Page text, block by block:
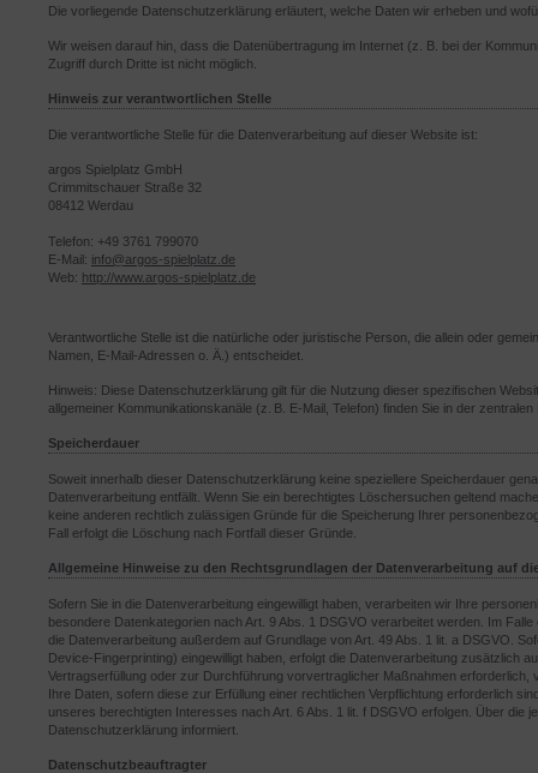
Die vorliegende Datenschutzerklärung erläutert, welche Daten wir erheben und
Wir weisen darauf hin, dass die Datenübertragung im Internet (z. B. bei der
Zugriff durch Dritte ist nicht möglich.
Hinweis zur verantwortlichen Stelle
Die verantwortliche Stelle für die Datenverarbeitung auf dieser Website ist:
argos Spielplatz GmbH
Crimmitschauer Straße 32
08412 Werdau
Telefon: +49 3761 799070
E-Mail: info@argos-spielplatz.de
Web: http://www.argos-spielplatz.de
Verantwortliche Stelle ist die natürliche oder juristische Person, die allein oder
Namen, E-Mail-Adressen o. Ä.) entscheidet.
Hinweis: Diese Datenschutzerklärung gilt für die Nutzung dieser spezifischen
allgemeiner Kommunikationskanäle (z. B. E-Mail, Telefon) finden Sie in der
Speicherdauer
Soweit innerhalb dieser Datenschutzerklärung keine speziellere Speicherdauer
Datenverarbeitung entfällt. Wenn Sie ein berechtigtes Löschersuchen geltend
keine anderen rechtlich zulässigen Gründe für die Speicherung Ihrer
Fall erfolgt die Löschung nach Fortfall dieser Gründe.
Allgemeine Hinweise zu den Rechtsgrundlagen der Datenverarbeitung auf
Sofern Sie in die Datenverarbeitung eingewilligt haben, verarbeiten wir Ihre
besondere Datenkategorien nach Art. 9 Abs. 1 DSGVO verarbeitet werden. Im
die Datenverarbeitung außerdem auf Grundlage von Art. 49 Abs. 1 lit. a DSGVO.
Device-Fingerprinting) eingewilligt haben, erfolgt die Datenverarbeitung zusätzlich
Vertragserfüllung oder zur Durchführung vorvertraglicher Maßnahmen
Ihre Daten, sofern diese zur Erfüllung einer rechtlichen Verpflichtung erforderlich
unseres berechtigten Interesses nach Art. 6 Abs. 1 lit. f DSGVO erfolgen. Über die
Datenschutzerklärung informiert.
Datenschutzbeauftragter